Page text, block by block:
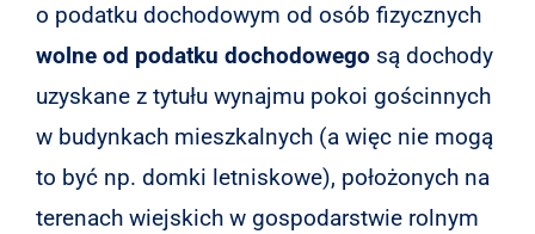
o podatku dochodowym od osób fizycznych
wolne od podatku dochodowego są dochody
uzyskane z tytułu wynajmu pokoi gościnnych
w budynkach mieszkalnych (a więc nie mogą
to być np. domki letniskowe), położonych na
terenach wiejskich w gospodarstwie rolnym